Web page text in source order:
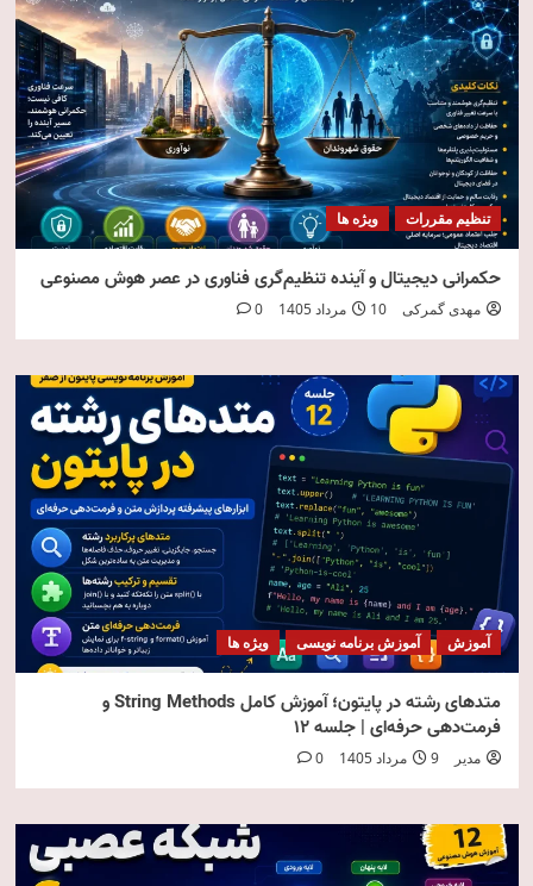
تنظیم مقررات ویژه ها
حکمرانی دیجیتال و آینده تنظیم‌گری فناوری در عصر هوش مصنوعی
مهدی گمرکی 10 مرداد 1405 0
آموزش آموزش برنامه نویسی ویژه ها
متدهای رشته در پایتون؛ آموزش کامل String Methods و
فرمت‌دهی حرفه‌ای | جلسه ۱۲
مدیر 9 مرداد 1405 0